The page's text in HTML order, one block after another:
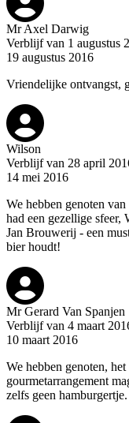
Mr Axel Darwig
Verblijf van 1 augustus
19 augustus 2016
Vriendelijke ontvangst,
Wilson
Verblijf van 28 april
14 mei 2016
We hebben genoten
had een gezellige sfeer,
Jan Brouwerij - een
bier houdt!
Mr Gerard Van Spanjen
Verblijf van 4 maart
10 maart 2016
We hebben genoten,
gourmetarrangement
zelfs geen hamburgertje.